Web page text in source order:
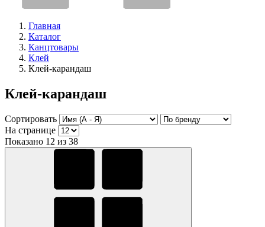
Главная
Каталог
Канцтовары
Клей
Клей-карандаш
Клей-карандаш
Сортировать
На странице
Показано 12 из 38